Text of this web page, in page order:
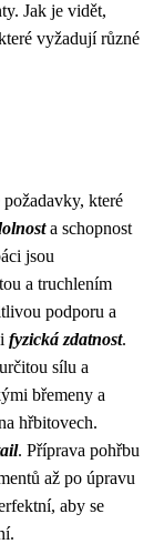
Jak je vidět,
vyžadují různé
které
a schopnost
jsou
a truchlením
podporu a
fyzická zdatnost.
sílu a
břemeny a
hřbitovech.
. Příprava pohřbu
až po úpravu
aby se